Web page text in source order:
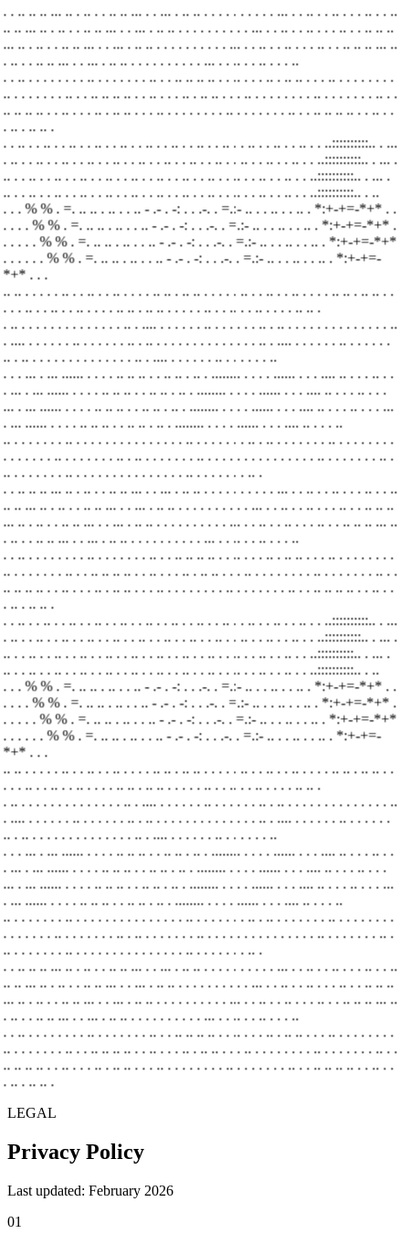
. . .. .. .. ... .. . .. . . .. .. ... . . ... . .. .. . . . . . . . . . . ... . . .. . . .. . . . .. . . ..
.. .. ... .. . .. . . .. .. ... . . ... . .. .. . . . . . . . . . . ... . . .. . . .. . . . .. . . .. .. ..
... .. . .. . . .. .. ... . . ... . .. .. . . . . . . . . . . ... . . .. . . .. . . . .. . . .. .. .. ... ..
. .. . . .. .. ... . . ... . .. .. . . . . . . . . . . ... . . .. . . .. . . . ..
. . .. . . . . . . . . .. . . . . . . . .. . . .. .. .. .. . . .. . . . .. . .. .. . . . .. . . . . . . . .
.. . . . . . . . .. . . .. .. .. .. . . .. . . . .. . .. .. . . . .. . . . . . . . . .. . . . . . . . .. . .
.. .. .. .. . . .. . . . .. . .. .. . . . .. . . . . . . . . .. . . . . . . . .. . . .. .. .. .. . . .. . .
. .. . .. .. .
. . .. . . .. . . .. . . .. . . .. . . .. . . .. . . .. . . .. . . .. . . .. . . .. . . ..::::::::::.. . ...
. .. . . .. . . .. . . .. . . .. . . .. . . .. . . .. . . .. . . .. . . .. . . .. . . ..::::::::::.. . ... .
.. . . .. . . .. . . .. . . .. . . .. . . .. . . .. . . .. . . .. . . .. . . .. . . ..::::::::::.. . ... .
.. . . .. . . .. . . .. . . .. . . .. . . .. . . .. . . .. . . .. . . .. . . .. . . ..::::::::::.. . ..
. . . % % . =. .. .. . .. . . .. - .- . -: . . .-. . =.:- .. . . .. . . .. . *:+-+=-*+* . .
. . . . % % . =. .. .. . .. . . .. - .- . -: . . .-. . =.:- .. . . .. . . .. . *:+-+=-*+* .
. . . . . % % . =. .. .. . .. . . .. - .- . -: . . .-. . =.:- .. . . .. . . .. . *:+-+=-*+*
. . . . . . % % . =. .. .. . .. . . .. - .- . -: . . .-. . =.:- .. . . .. . . .. . *:+-+=-
*+* . . .
.. .. . . . . . .. . . .. . . .. . . . . .. .. . .. .. . . . . . .. . . .. . . .. . . . . .. .. . .. .. . .
. . . .. . . .. . . .. . . . . .. .. . .. .. . . . . . .. . . .. . . .. . . . . .. .. .
. .. . . . . . . . . . . . . . . .. . .... . . . . . . .. . . . . . . .. . .. . . . . . . . . . . . . . . ..
. .... . . . . . . .. . . . . . . .. . .. . . . . . . . . . . . . . . .. . .... . . . . . . .. . . . . . .
.. . .. . . . . . . . . . . . . . . .. . .... . . . . . . .. . . . . . . ..
. . . ... . ... ...... . . . . .. .. .. . . .. .. . .. . ........ . . . . ...... . . . .... .. . . . .. . .
. ... . ... ...... . . . . .. .. .. . . .. .. . .. . ........ . . . . ...... . . . .... .. . . . .. . . .
... . ... ...... . . . . .. .. .. . . .. .. . .. . ........ . . . . ...... . . . .... .. . . . .. . . . ...
. ... ...... . . . . .. .. .. . . .. .. . .. . ........ . . . . ...... . . . .... .. . . . ..
.. . . . . . . . .. . . . . . . . . . . . . . . . .. . . . . . . . .. . .. . . . . . . . .. . . . . . . . .
. . . . . . . .. . . . . . . . .. . .. . . . . . . . .. . . . . . . . . . . . . . . . .. . . . . . . . .. .
.. . . . . . . . .. . . . . . . . . . . . . . . . .. . . . . . . . .. .
. . .. .. .. ... .. . .. . . .. .. ... . . ... . .. .. . . . . . . . . . . ... . . .. . . .. . . . .. . . ..
.. .. ... .. . .. . . .. .. ... . . ... . .. .. . . . . . . . . . . ... . . .. . . .. . . . .. . . .. .. ..
... .. . .. . . .. .. ... . . ... . .. .. . . . . . . . . . . ... . . .. . . .. . . . .. . . .. .. .. ... ..
. .. . . .. .. ... . . ... . .. .. . . . . . . . . . . ... . . .. . . .. . . . ..
. . .. . . . . . . . . .. . . . . . . . .. . . .. .. .. .. . . .. . . . .. . .. .. . . . .. . . . . . . . .
.. . . . . . . . .. . . .. .. .. .. . . .. . . . .. . .. .. . . . .. . . . . . . . . .. . . . . . . . .. . .
.. .. .. .. . . .. . . . .. . .. .. . . . .. . . . . . . . . .. . . . . . . . .. . . .. .. .. .. . . .. . .
. .. . .. .. .
. . .. . . .. . . .. . . .. . . .. . . .. . . .. . . .. . . .. . . .. . . .. . . .. . . ..::::::::::.. . ...
. .. . . .. . . .. . . .. . . .. . . .. . . .. . . .. . . .. . . .. . . .. . . .. . . ..::::::::::.. . ... .
.. . . .. . . .. . . .. . . .. . . .. . . .. . . .. . . .. . . .. . . .. . . .. . . ..::::::::::.. . ... .
.. . . .. . . .. . . .. . . .. . . .. . . .. . . .. . . .. . . .. . . .. . . .. . . ..::::::::::.. . ..
. . . % % . =. .. .. . .. . . .. - .- . -: . . .-. . =.:- .. . . .. . . .. . *:+-+=-*+* . .
. . . . % % . =. .. .. . .. . . .. - .- . -: . . .-. . =.:- .. . . .. . . .. . *:+-+=-*+* .
. . . . . % % . =. .. .. . .. . . .. - .- . -: . . .-. . =.:- .. . . .. . . .. . *:+-+=-*+*
. . . . . . % % . =. .. .. . .. . . .. - .- . -: . . .-. . =.:- .. . . .. . . .. . *:+-+=-
*+* . . .
.. .. . . . . . .. . . .. . . .. . . . . .. .. . .. .. . . . . . .. . . .. . . .. . . . . .. .. . .. .. . .
. . . .. . . .. . . .. . . . . .. .. . .. .. . . . . . .. . . .. . . .. . . . . .. .. .
. .. . . . . . . . . . . . . . . .. . .... . . . . . . .. . . . . . . .. . .. . . . . . . . . . . . . . . ..
. .... . . . . . . .. . . . . . . .. . .. . . . . . . . . . . . . . . .. . .... . . . . . . .. . . . . . .
.. . .. . . . . . . . . . . . . . . .. . .... . . . . . . .. . . . . . . ..
. . . ... . ... ...... . . . . .. .. .. . . .. .. . .. . ........ . . . . ...... . . . .... .. . . . .. . .
. ... . ... ...... . . . . .. .. .. . . .. .. . .. . ........ . . . . ...... . . . .... .. . . . .. . . .
... . ... ...... . . . . .. .. .. . . .. .. . .. . ........ . . . . ...... . . . .... .. . . . .. . . . ...
. ... ...... . . . . .. .. .. . . .. .. . .. . ........ . . . . ...... . . . .... .. . . . ..
.. . . . . . . . .. . . . . . . . . . . . . . . . .. . . . . . . . .. . .. . . . . . . . .. . . . . . . . .
. . . . . . . .. . . . . . . . .. . .. . . . . . . . .. . . . . . . . . . . . . . . . .. . . . . . . . .. .
.. . . . . . . . .. . . . . . . . . . . . . . . . .. . . . . . . . .. .
. . .. .. .. ... .. . .. . . .. .. ... . . ... . .. .. . . . . . . . . . . ... . . .. . . .. . . . .. . . ..
.. .. ... .. . .. . . .. .. ... . . ... . .. .. . . . . . . . . . . ... . . .. . . .. . . . .. . . .. .. ..
... .. . .. . . .. .. ... . . ... . .. .. . . . . . . . . . . ... . . .. . . .. . . . .. . . .. .. .. ... ..
. .. . . .. .. ... . . ... . .. .. . . . . . . . . . . ... . . .. . . .. . . . ..
. . .. . . . . . . . . .. . . . . . . . .. . . .. .. .. .. . . .. . . . .. . .. .. . . . .. . . . . . . . .
.. . . . . . . . .. . . .. .. .. .. . . .. . . . .. . .. .. . . . .. . . . . . . . . .. . . . . . . . .. . .
.. .. .. .. . . .. . . . .. . .. .. . . . .. . . . . . . . . .. . . . . . . . .. . . .. .. .. .. . . .. . .
. .. . .. .. .
LEGAL
Privacy Policy
Last updated: February 2026
01